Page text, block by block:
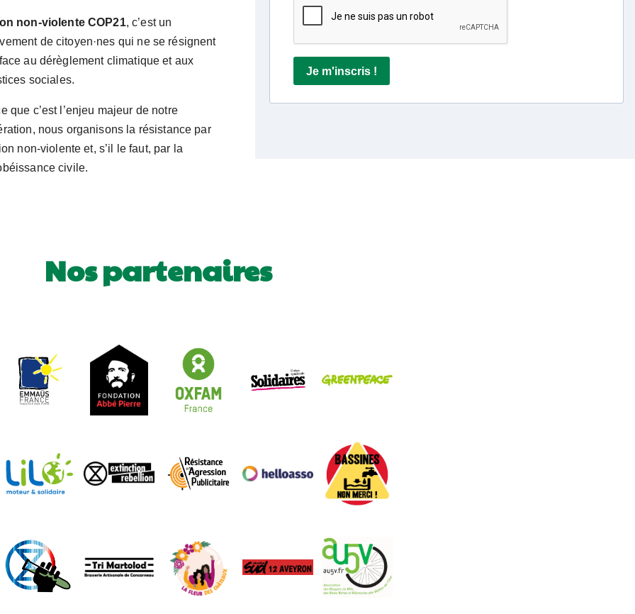
non-violente COP21, c’est un
de citoyen·nes qui ne se résignent
au dérèglement climatique et aux
sociales.
que c’est l’enjeu majeur de notre
nous organisons la résistance par
non-violente et, s’il le faut, par la
civile.
Nos partenaires